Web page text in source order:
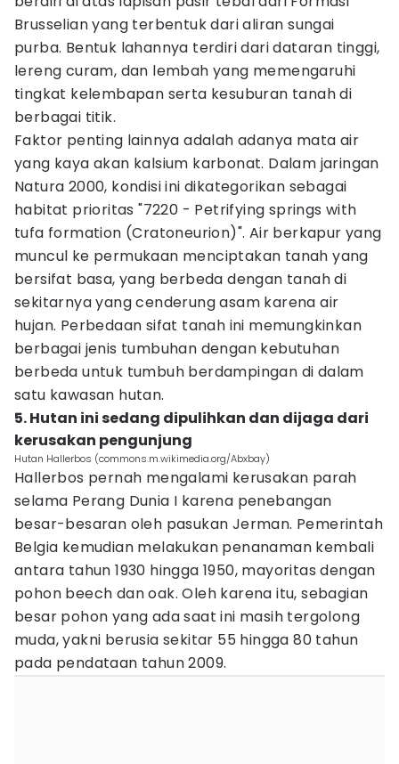
Brusselian yang terbentuk dari aliran sungai
purba. Bentuk lahannya terdiri dari dataran tinggi,
lereng curam, dan lembah yang memengaruhi
tingkat kelembapan serta kesuburan tanah di
berbagai titik.
Faktor penting lainnya adalah adanya mata air
yang kaya akan kalsium karbonat. Dalam jaringan
Natura 2000, kondisi ini dikategorikan sebagai
habitat prioritas "7220 - Petrifying springs with
tufa formation (Cratoneurion)". Air berkapur yang
muncul ke permukaan menciptakan tanah yang
bersifat basa, yang berbeda dengan tanah di
sekitarnya yang cenderung asam karena air
hujan. Perbedaan sifat tanah ini memungkinkan
berbagai jenis tumbuhan dengan kebutuhan
berbeda untuk tumbuh berdampingan di dalam
satu kawasan hutan.
5. Hutan ini sedang dipulihkan dan dijaga dari
kerusakan pengunjung
Hutan Hallerbos (commons.m.wikimedia.org/Abxbay)
Hallerbos pernah mengalami kerusakan parah
selama Perang Dunia I karena penebangan
besar-besaran oleh pasukan Jerman. Pemerintah
Belgia kemudian melakukan penanaman kembali
antara tahun 1930 hingga 1950, mayoritas dengan
pohon beech dan oak. Oleh karena itu, sebagian
besar pohon yang ada saat ini masih tergolong
muda, yakni berusia sekitar 55 hingga 80 tahun
pada pendataan tahun 2009.